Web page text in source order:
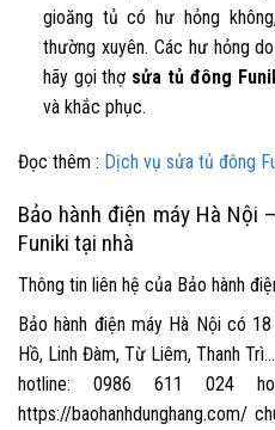
gioăng tủ có hư hỏng
thường xuyên. Các hư hỏng
hãy gọi thợ sửa tủ đông
và khắc phục.
Đọc thêm : Dịch vụ sửa tủ đông
Bảo hành điện máy Hà
Funiki tại nhà
Thông tin liên hệ của Bảo hành
Bảo hành điện máy Hà Nộicó 18
Hồ, Linh Đàm, Từ Liêm, Thanh
hotline: 0986 611 024
https://baohanhdunghang.com/